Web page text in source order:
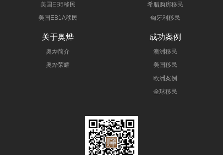
美国EB5移民
美国EB1A移民
希腊购房移民
匈牙利移民
关于奥烨
奥烨简介
奥烨荣耀
成功案例
澳洲移民
美国移民
欧洲案例
全球移民